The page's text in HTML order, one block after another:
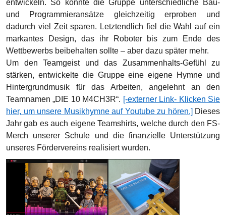
entwickeln. So konnte die Gruppe unterschiedliche Bau-
und Programmieransätze gleichzeitig erproben und
dadurch viel Zeit sparen. Letztendlich fiel die Wahl auf ein
markantes Design, das ihr Roboter bis zum Ende des
Wettbewerbs beibehalten sollte – aber dazu später mehr.
Um den Teamgeist und das Zusammenhalts-Gefühl zu
stärken, entwickelte die Gruppe eine eigene Hymne und
Hintergrundmusik für das Arbeiten, angelehnt an den
Teamnamen „DIE 10 M4CH3R“. [-externer Link- Klicken Sie
hier, um unsere Musikhymne auf Youtube zu hören.] Dieses
Jahr gab es auch eigene Teamshirts, welche durch den FS-
Merch unserer Schule und die finanzielle Unterstützung
unseres Fördervereins realisiert wurden.